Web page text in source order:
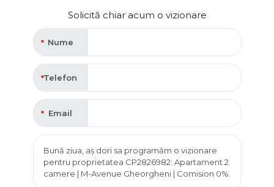
Solicită chiar acum o vizionare
Nume
Telefon
Email